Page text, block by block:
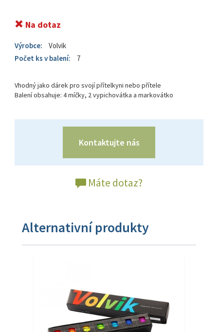
Na dotaz
Výrobce:
Volvik
Počet ks v balení:
7
Vhodný jako dárek pro svojí přítelkyni nebo přítele
Balení obsahuje: 4 míčky, 2 vypichovátka a markovátko
Kontaktujte nás
Máte dotaz?
Alternativní produkty